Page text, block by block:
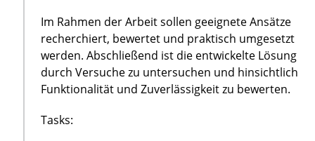
Im Rahmen der Arbeit sollen geeignete Ansätze
recherchiert, bewertet und praktisch umgesetzt
werden. Abschließend ist die entwickelte Lösung
durch Versuche zu untersuchen und hinsichtlich
Funktionalität und Zuverlässigkeit zu bewerten.
Tasks: